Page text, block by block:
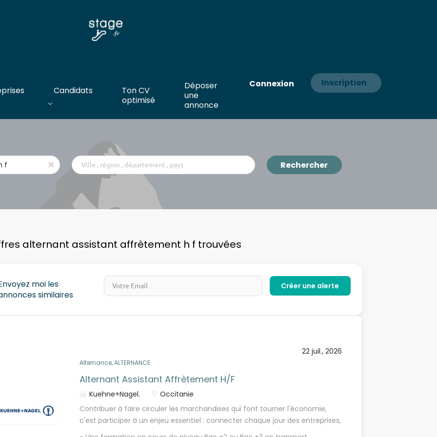
Connexion Inscription
Candidats
Ton CV
optimisé
Déposer
une
annonce
x
Ville
,
département
,
Rechercher
Rechercher
alternant assistant affrètement h f trouvées
moi les
similaires
22 juil., 2026
Alternance, ALTERNANCE
Alternant Assistant Affrètement H/F
Kuehne+Nagel.
Occitanie
Contribuer à faire circuler les marchandises qui font tourner l'économie,
c'est participer à un enjeu essentiel : connecter chaque jour des entreprises,
des territoires et des personnes. En rejoignant Kuehne+Nagel, vous prenez